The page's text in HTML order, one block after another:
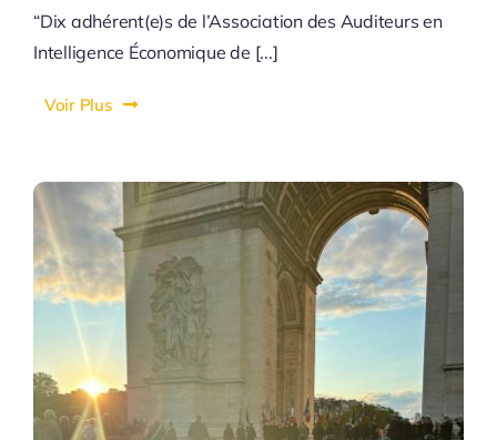
“Dix adhérent(e)s de l’Association des Auditeurs en
Intelligence Économique de [...]
Voir Plus